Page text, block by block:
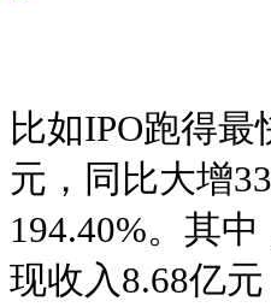
比如IPO跑得
元，同比大增
194.40%。其
现收入8.68亿